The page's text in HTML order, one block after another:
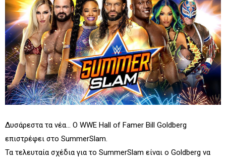
Δυσάρεστα τα νέα... Ο WWE Hall of Famer Bill Goldberg
επιστρέφει στο SummerSlam.
Τα τελευταία σχέδια για το SummerSlam είναι ο Goldberg να